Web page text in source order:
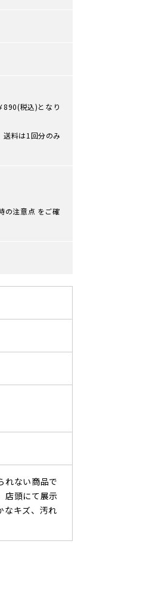
890(税込)となり
料は1回分のみ
の注意点 をご確
れない商品で
店頭にて展示
なキズ、汚れ